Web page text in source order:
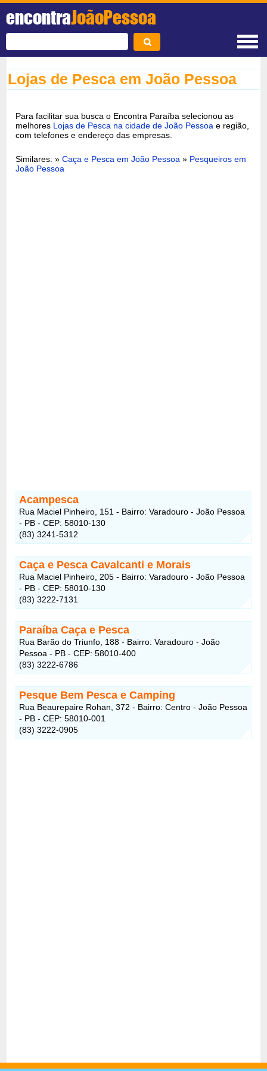
encontraJoãoPessoa
Lojas de Pesca em João Pessoa
Para facilitar sua busca o Encontra Paraíba selecionou as
melhores Lojas de Pesca na cidade de João Pessoa e região,
com telefones e endereço das empresas.
Similares: »Caça e Pesca em João Pessoa » Pesqueiros em
João Pessoa
Acampesca
Rua Maciel Pinheiro, 151 - Bairro: Varadouro - João Pessoa
- PB - CEP: 58010-130
(83) 3241-5312
Caça e Pesca Cavalcanti e Morais
Rua Maciel Pinheiro, 205 - Bairro: Varadouro - João Pessoa
- PB - CEP: 58010-130
(83) 3222-7131
Paraíba Caça e Pesca
Rua Barão do Triunfo, 188 - Bairro: Varadouro - João
Pessoa - PB - CEP: 58010-400
(83) 3222-6786
Pesque Bem Pesca e Camping
Rua Beaurepaire Rohan, 372 - Bairro: Centro - João Pessoa
- PB - CEP: 58010-001
(83) 3222-0905